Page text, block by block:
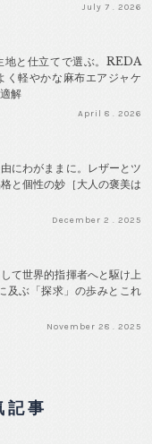
July 7 . 2026
地と仕立てで選ぶ。REDA
軽やかな麻布エアジャケ
解
April 8 . 2026
にわがままに。レザーとツ
と個性の妙［大人の褒美は
December 2 . 2025
て世界的指揮者へと駆け上
及ぶ「探求」の歩みとこれ
November 28 . 2025
事